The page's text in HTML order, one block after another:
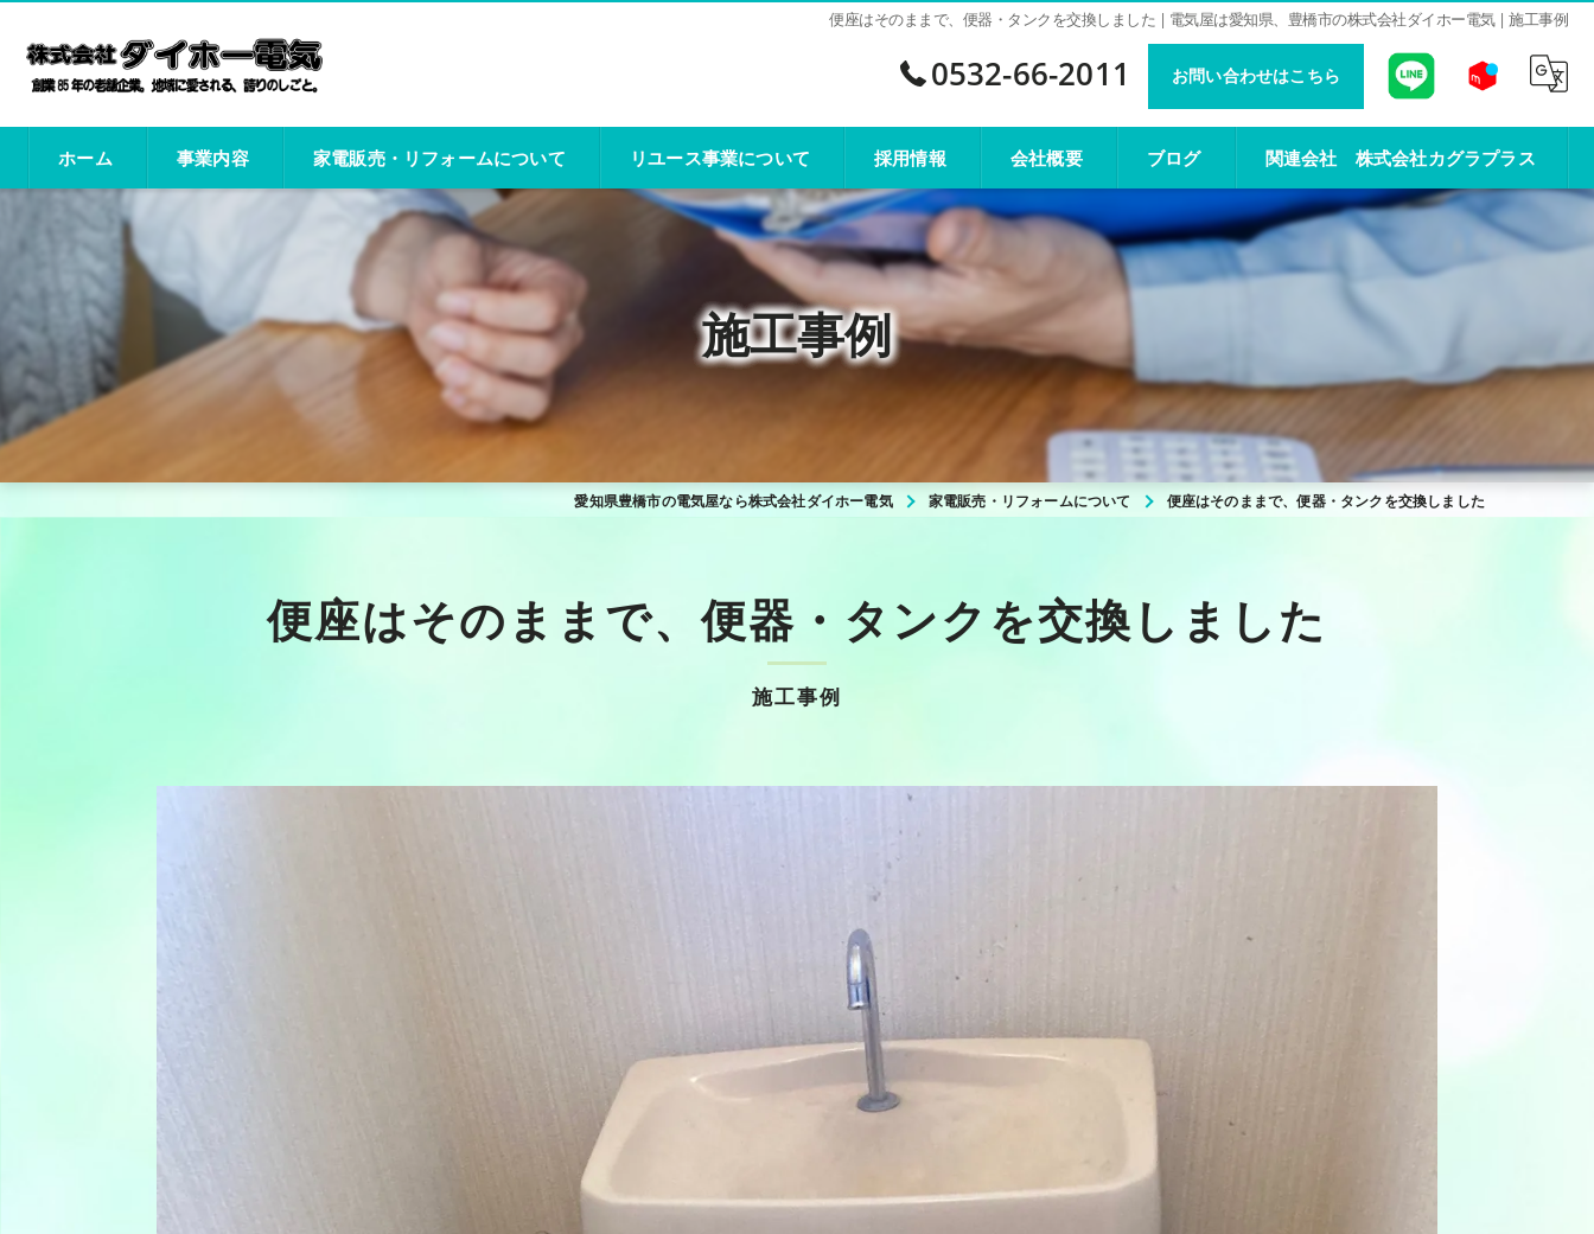
便座はそのままで、便器・タンクを交換しました | 電気屋は愛知県、豊橋市の株式会社ダイホー電気 | 施工事例
0532-66-2011 お問い合わせはこちら
ホーム 事業内容 家電販売・リフォームについて
施工事例
リユース事業について 採用情報 会社概要 ブログ 関連会社 株式会社カグラプラス
施工事例
愛知県豊橋市の電気屋なら株式会社ダイホー電気 家電販売・リフォームについて 便座はそのままで、便器・タンクを交換しました
施工事例
便座はそのままで、便器・タンクを交換しました